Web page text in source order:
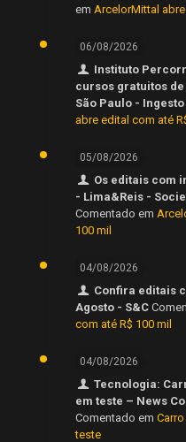
em ArcelorMittal
06/08/2026
Instituto
cursos gratuitos de
São Paulo - Ingesto
abre edital com até
05/08/2026
Os editais com
- Lima&Reis -
Comentado em
100 mil
04/08/2026
Confira editais
Agosto - S&C
com até R$ 100 mil
04/08/2026
Tecnologia:
em teste – News
Comentado em
teste